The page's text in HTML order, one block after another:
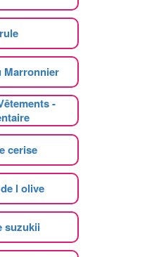
Marronnier
-
cerise
l olive
suzukii